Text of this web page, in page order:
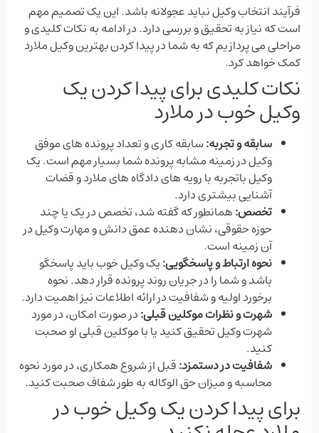
فرآیند انتخاب وکیل نباید عجولانه باشد. این یک تصمیم مهم
است که نیاز به تحقیق و بررسی دارد. در ادامه به نکات کلیدی و
مراحلی می ‌پردازیم که به شما در پیدا کردن بهترین وکیل ملارد
کمک خواهد کرد.
نکات کلیدی برای پیدا کردن یک
وکیل خوب در ملارد
سابقه و تجربه:سابقه کاری و تعداد پرونده‌ های موفق
وکیل در زمینه مشابه پرونده شما بسیار مهم است. یک
وکیل باتجربه با رویه ‌های دادگاه‌ های ملارد و قضات
آشنایی بیشتری دارد.
تخصص:همانطور که گفته شد، تخصص در یک یا چند
حوزه حقوقی، نشان ‌دهنده عمق دانش و مهارت وکیل در
آن زمینه است.
نحوه ارتباط و پاسخگویی:یک وکیل خوب باید پاسخگو
باشد و شما را در جریان روند پرونده قرار دهد. نحوه
برخورد اولیه و شفافیت در ارائه اطلاعات نیز اهمیت دارد.
شهرت و نظرات موکلین قبلی:در صورت امکان، در مورد
شهرت وکیل تحقیق کنید یا با موکلین قبلی او صحبت
کنید.
شفافیت در دستمزد:قبل از شروع همکاری، در مورد نحوه
محاسبه و میزان حق الوکاله به طور شفاف صحبت کنید.
برای پیدا کردن یک وکیل خوب در